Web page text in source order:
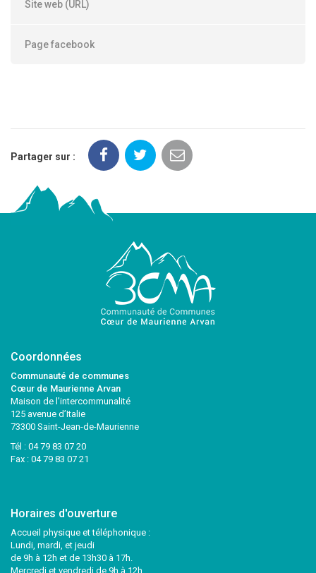
Site web (URL)
Page facebook
Partager sur :
Coordonnées
Communauté de communes
Cœur de Maurienne Arvan
Maison de l’intercommunalité
125 avenue d’Italie
73300 Saint-Jean-de-Maurienne
Tél : 04 79 83 07 20
Fax : 04 79 83 07 21
Horaires d'ouverture
Accueil physique et téléphonique :
Lundi, mardi, et jeudi
de 9h à 12h et de 13h30 à 17h.
Mercredi et vendredi de 9h à 12h.